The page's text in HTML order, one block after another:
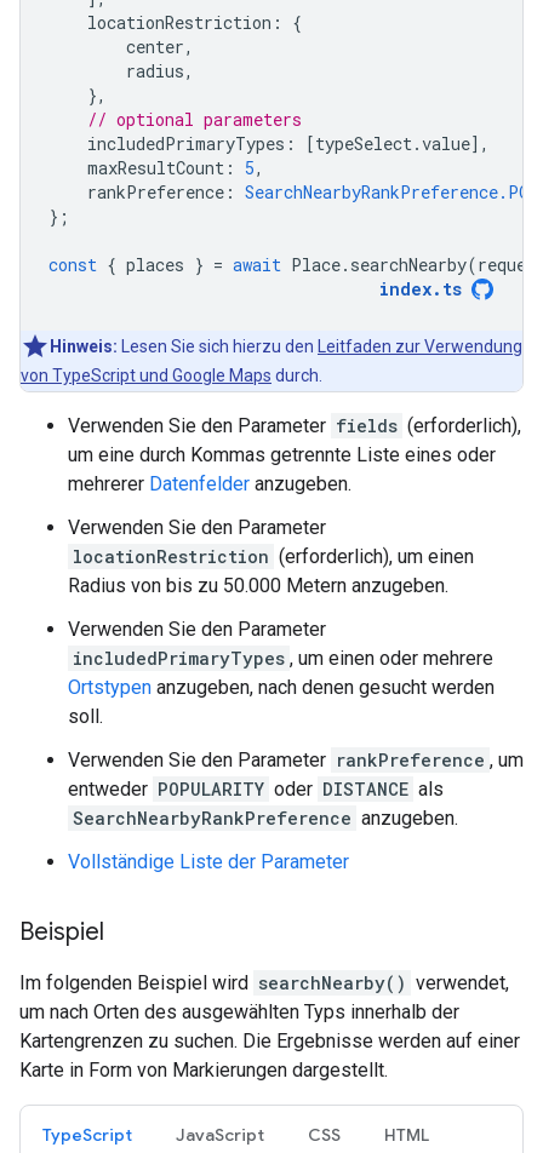
locationRestriction :
{
center,
radius,
},
// optional parameters
includedPrimaryTypes : [typeSelect.value],
maxResultCount : 5,
rankPreference :
};
const { places } = await Place. searchNearby(
index. ts
Hinweis: Lesen Sie sich hierzu den
Leitfaden zur Verwendung
von TypeScript und Google Maps durch.
Verwenden Sie den Parameter fields (erforderlich),
um eine durch Kommas getrennte Liste eines oder
mehrerer Datenfelder anzugeben.
Verwenden Sie den Parameter
locationRestriction (erforderlich), um einen
Radius von bis zu 50.000 Metern anzugeben.
Verwenden Sie den Parameter
includedPrimaryTypes , um einen oder mehrere
Ortstypen anzugeben, nach denen gesucht werden
soll.
Verwenden Sie den Parameter rankPreference , um
entweder POPULARITY oder DISTANCE als
SearchNearbyRankPreference anzugeben.
Vollständige Liste der Parameter
Beispiel
Im folgenden Beispiel wird searchNearby() verwendet,
um nach Orten des ausgewählten Typs innerhalb der
Kartengrenzen zu suchen. Die Ergebnisse werden auf einer
Karte in Form von Markierungen dargestellt.
TypeScript JavaScript CSS HTML